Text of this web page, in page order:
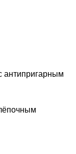
антипригарным